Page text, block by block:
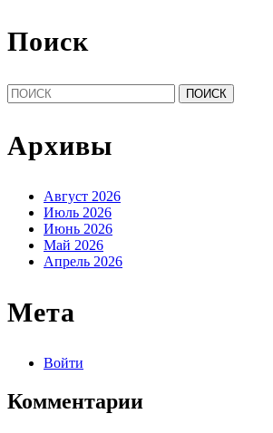
Поиск
Найти:
Архивы
Август 2026
Июль 2026
Июнь 2026
Май 2026
Апрель 2026
Мета
Войти
Комментарии